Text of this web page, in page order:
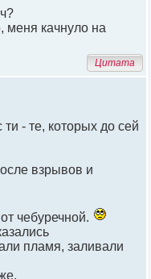
меня качнуло на
Цитата
ти - те, которых до сей
взрывов и
чебуречной.
пламя, заливали